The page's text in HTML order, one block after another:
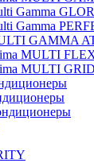
Gamma
Gamma
GAMMA
MULTI
MULTI